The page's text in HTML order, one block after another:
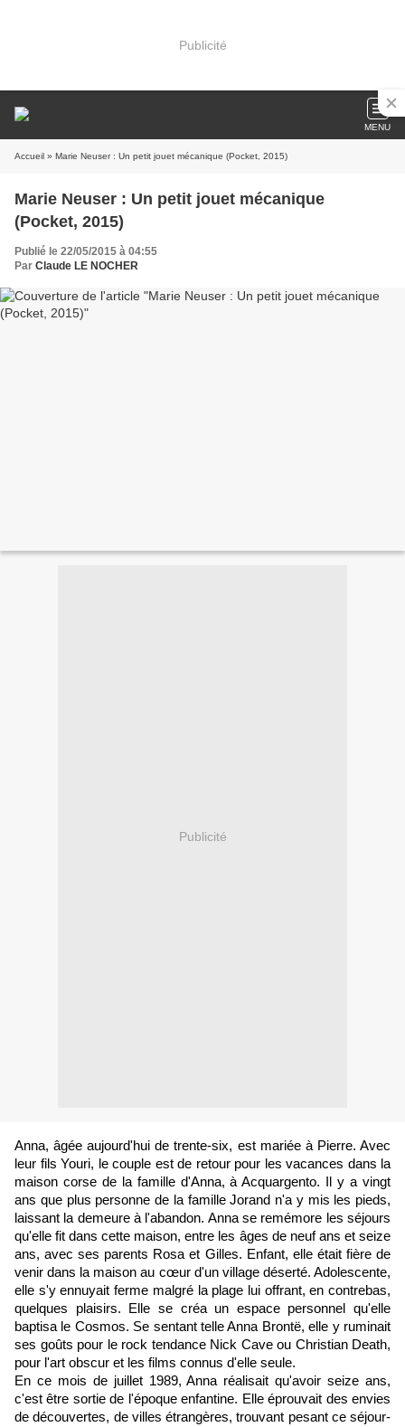
Publicité
MENU
Accueil » Marie Neuser : Un petit jouet mécanique (Pocket, 2015)
Marie Neuser : Un petit jouet mécanique
(Pocket, 2015)
Publié le 22/05/2015 à 04:55
Par Claude LE NOCHER
Publicité
Anna, âgée aujourd'hui de trente-six, est mariée à Pierre. Avec
leur fils Youri, le couple est de retour pour les vacances dans la
maison corse de la famille d'Anna, à Acquargento. Il y a vingt
ans que plus personne de la famille Jorand n'a y mis les pieds,
laissant la demeure à l'abandon. Anna se remémore les séjours
qu'elle fit dans cette maison, entre les âges de neuf ans et seize
ans, avec ses parents Rosa et Gilles. Enfant, elle était fière de
venir dans la maison au cœur d'un village déserté. Adolescente,
elle s'y ennuyait ferme malgré la plage lui offrant, en contrebas,
quelques plaisirs. Elle se créa un espace personnel qu'elle
baptisa le Cosmos. Se sentant telle Anna Brontë, elle y ruminait
ses goûts pour le rock tendance Nick Cave ou Christian Death,
pour l'art obscur et les films connus d'elle seule.
En ce mois de juillet 1989, Anna réalisait qu'avoir seize ans,
c'est être sortie de l'époque enfantine. Elle éprouvait des envies
de découvertes, de villes étrangères, trouvant pesant ce séjour-